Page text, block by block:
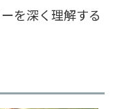
を深く理解する